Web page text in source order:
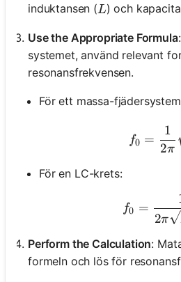
induktansen (L
L) och
Use the Appropriate Formula
systemet, använd relevant
resonansfrekvensen.
För ett massa-
f0 =
2π
1
För en LC-krets:
f0 =
2π
Perform the Calculation:
formeln och lös för